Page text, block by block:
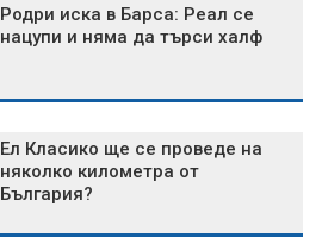
Родри иска в Барса: Реал се
нацупи и няма да търси халф
Ел Класико ще се проведе на
няколко километра от
България?